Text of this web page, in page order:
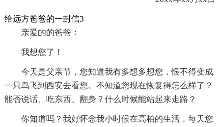
给远方爸爸的一封信3
亲爱的的爸爸：
我想您了！
今天是父亲节，您知道我有多想多想您，恨不得变成
一只鸟飞到西安去看您。不知道您现在恢复得怎么样了？
能否说话、吃东西、翻身？什么时候能站起来走路？
你知道吗？我好怀念我小时候在高柏的生活，每天您